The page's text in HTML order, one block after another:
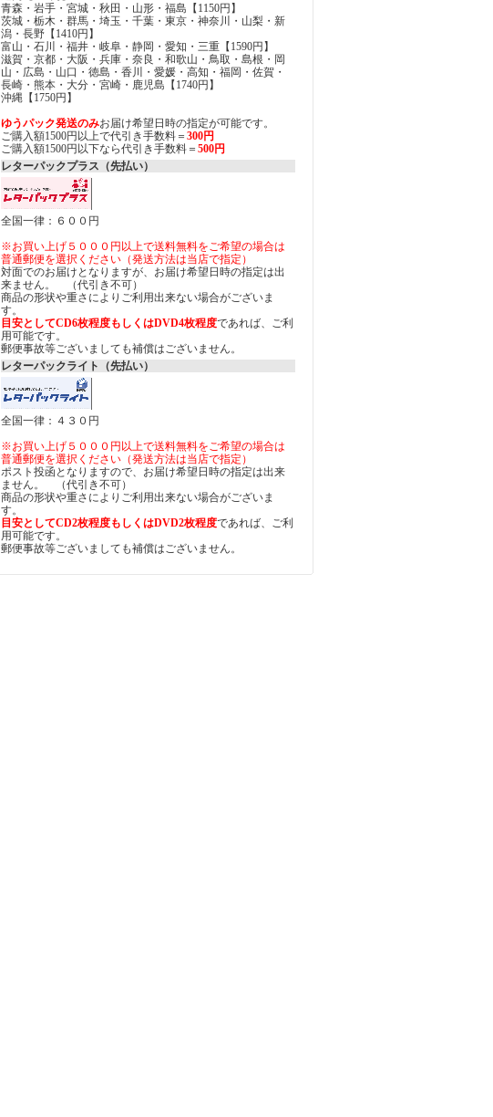
青森・岩手・宮城・秋田・山形・福島【1150円】
茨城・栃木・群馬・埼玉・千葉・東京・神奈川・山梨・新
潟・長野【1410円】
富山・石川・福井・岐阜・静岡・愛知・三重【1590円】
滋賀・京都・大阪・兵庫・奈良・和歌山・鳥取・島根・岡
山・広島・山口・徳島・香川・愛媛・高知・福岡・佐賀・
長崎・熊本・大分・宮崎・鹿児島【1740円】
沖縄【1750円】
ゆうパック発送のみお届け希望日時の指定が可能です。
ご購入額1500円以上で代引き手数料＝ 300円
ご購入額1500円以下なら代引き手数料＝ 500円
レターパックプラス（先払い）
全国一律：６００円
※お買い上げ５０００円以上で送料無料をご希望の場合は
普通郵便を選択ください（発送方法は当店で指定）
対面でのお届けとなりますが、お届け希望日時の指定は出
来ません。 （代引き不可）
商品の形状や重さによりご利用出来ない場合がございま
す。
目安としてCD6枚程度もしくはDVD4枚程度であれば、ご利
用可能です。
郵便事故等ございましても補償はございません。
レターパックライト（先払い）
全国一律：４３０円
※お買い上げ５０００円以上で送料無料をご希望の場合は
普通郵便を選択ください（発送方法は当店で指定）
ポスト投函となりますので、お届け希望日時の指定は出来
ません。 （代引き不可）
商品の形状や重さによりご利用出来ない場合がございま
す。
目安としてCD2枚程度もしくはDVD2枚程度であれば、ご利
用可能です。
郵便事故等ございましても補償はございません。